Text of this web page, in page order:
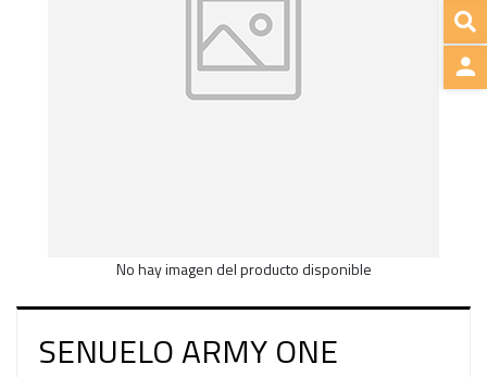
No hay imagen del producto disponible
SENUELO ARMY ONE